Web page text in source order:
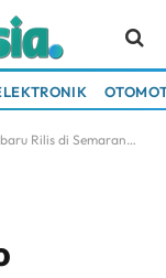
Semarang, Cek Harganya